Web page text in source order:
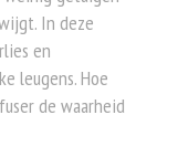
In deze
en
leugens. Hoe
de waarheid